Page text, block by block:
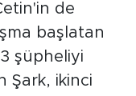
de
başlatan
şüpheliyi
Şark, ikinci